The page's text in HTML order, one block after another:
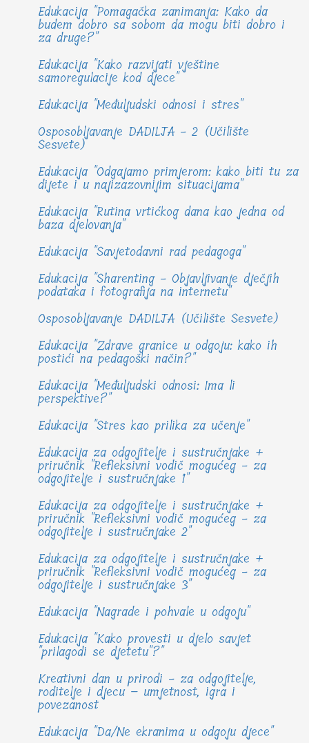
Edukacija "Pomagačka zanimanja: Kako da
budem dobro sa sobom da mogu biti dobro i
za druge?"
Edukacija "Kako razvijati vještine
samoregulacije kod djece"
Edukacija "Međuljudski odnosi i stres"
Osposobljavanje DADILJA - 2 (Učilište
Sesvete)
Edukacija "Odgajamo primjerom: kako biti tu za
dijete i u najizazovnijim situacijama"
Edukacija "Rutina vrtićkog dana kao jedna od
baza djelovanja"
Edukacija "Savjetodavni rad pedagoga"
Edukacija "Sharenting - Objavljivanje dječjih
podataka i fotografija na internetu"
Osposobljavanje DADILJA (Učilište Sesvete)
Edukacija "Zdrave granice u odgoju: kako ih
postići na pedagoški način?"
Edukacija "Međuljudski odnosi: Ima li
perspektive?"
Edukacija "Stres kao prilika za učenje"
Edukacija za odgojitelje i sustručnjake +
priručnik "Refleksivni vodič mogućeg - za
odgojitelje i sustručnjake 1"
Edukacija za odgojitelje i sustručnjake +
priručnik "Refleksivni vodič mogućeg - za
odgojitelje i sustručnjake 2"
Edukacija za odgojitelje i sustručnjake +
priručnik "Refleksivni vodič mogućeg - za
odgojitelje i sustručnjake 3"
Edukacija "Nagrade i pohvale u odgoju"
Edukacija "Kako provesti u djelo savjet
"prilagodi se djetetu"?"
Kreativni dan u prirodi - za odgojitelje,
roditelje i djecu – umjetnost, igra i
povezanost
Edukacija "Da/Ne ekranima u odgoju djece"